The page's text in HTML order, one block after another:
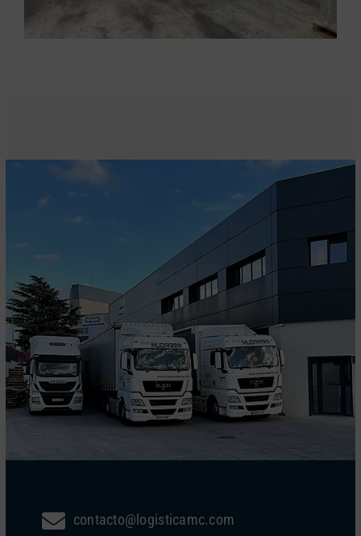
contacto@logisticamc.com